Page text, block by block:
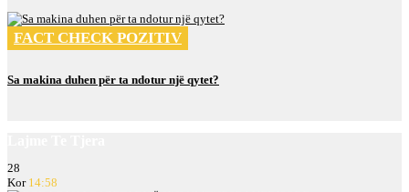
FACT CHECK POZITIV
Sa makina duhen për ta ndotur një qytet?
28
Kor 14:58